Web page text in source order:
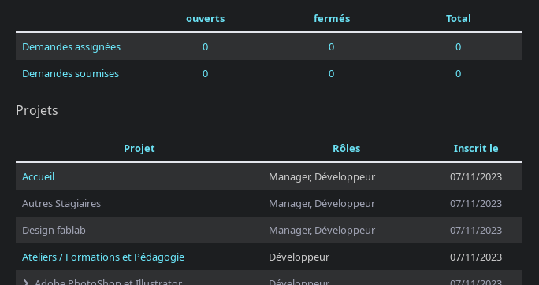
ouverts fermés
Total
Demandes assignées
0 0
0
Demandes soumises
0 0 0
Projets
Projet Rôles
Inscrit le
Accueil
Manager, Développeur
07/11/2023
Autres Stagiaires
Manager, Développeur
07/11/2023
Design fablab
Manager, Développeur
07/11/2023
Ateliers / Formations et Pédagogie
Développeur
07/11/2023